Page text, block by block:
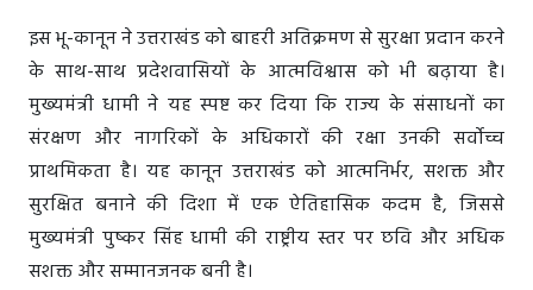
इस भू-कानून ने उत्तराखंड को बाहरी अतिक्रमण से सुरक्षा प्रदान करने
के साथ-साथ प्रदेशवासियों के आत्मविश्वास को भी बढ़ाया है।
मुख्यमंत्री धामी ने यह स्पष्ट कर दिया कि राज्य के संसाधनों का
संरक्षण और नागरिकों के अधिकारों की रक्षा उनकी सर्वोच्च
प्राथमिकता है। यह कानून उत्तराखंड को आत्मनिर्भर, सशक्त और
सुरक्षित बनाने की दिशा में एक ऐतिहासिक कदम है, जिससे
मुख्यमंत्री पुष्कर सिंह धामी की राष्ट्रीय स्तर पर छवि और अधिक
सशक्त और सम्मानजनक बनी है।